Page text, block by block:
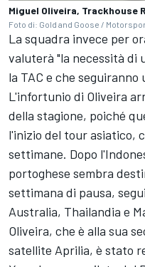
Miguel Oliveira, Trackhouse
Foto di: Gold and Goose /
La squadra invece per
valuterà "la necessità di
la TAC e che
L'infortunio di Oliveira
della stagione, poiché
l'inizio del tour asiatico,
settimane. Dopo
portoghese sembra
settimana di pausa,
Australia, Thailandia e
Oliveira, che è alla sua
satellite Aprilia, è stato